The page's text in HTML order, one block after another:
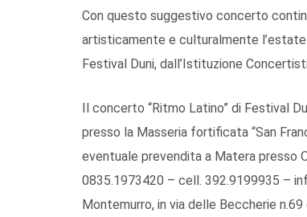
Con questo suggestivo concerto
artisticamente e culturalmente
Festival Duni, dall’Istituzione
Il concerto “Ritmo Latino” di Festival
presso la Masseria fortificata “San
eventuale prevendita a Matera presso
0835.1973420 – cell. 392.9199935 –
Montemurro, in via delle Beccherie n.69